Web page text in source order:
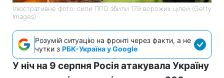
Ілюстративне фото: сили ППО збили 179 ворожих цілей (Getty
Images)
Розумій ситуацію на фронті через факти, а не
чутки з РБК-Україна у Google
У ніч на 9 серпня Росія атакувала Україну